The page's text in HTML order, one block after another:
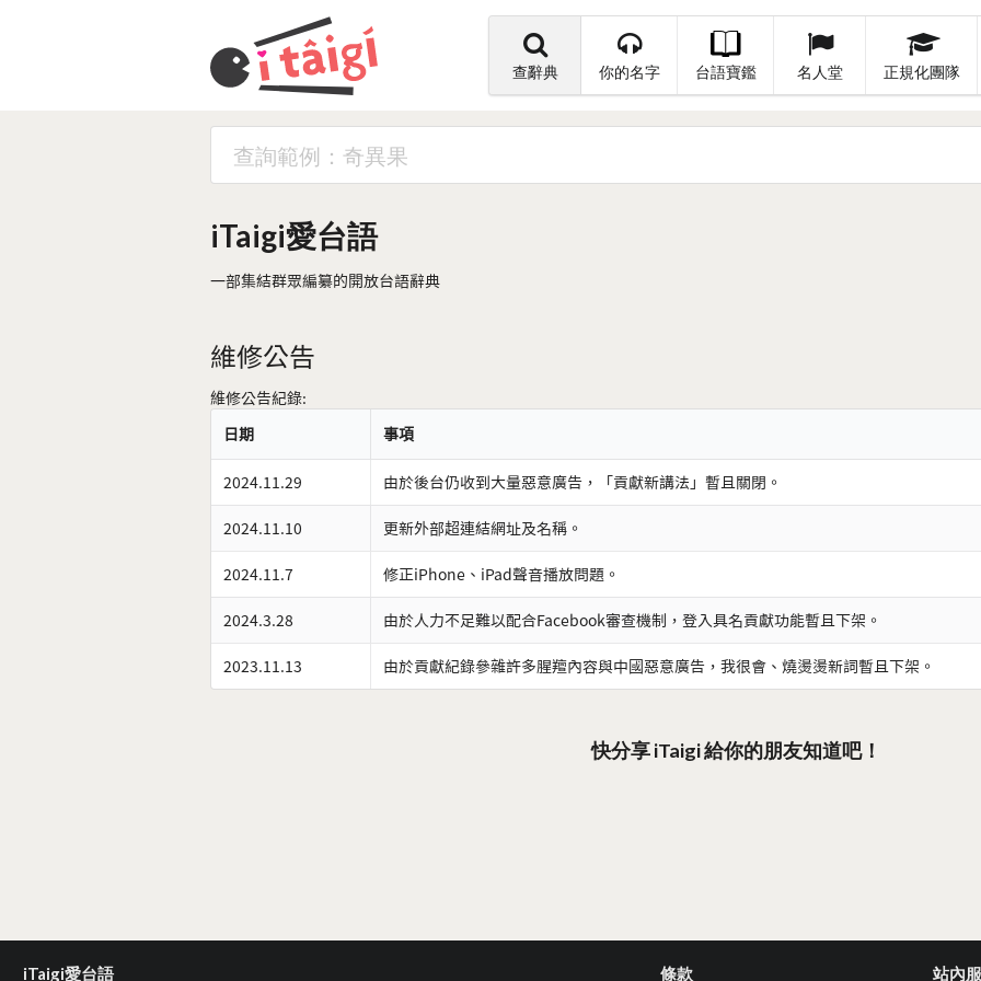
查辭典 你的名字 台語寶鑑 名人堂 正規化團隊
iTaigi愛台語
一部集結群眾編纂的開放台語辭典
維修公告
維修公告紀錄:
日期
事項
2024.11.29 由於後台仍收到大量惡意廣告，「貢獻新講法」暫且關閉。
2024.11.10 更新外部超連結網址及名稱。
2024.11.7 修正iPhone、iPad聲音播放問題。
2024.3.28 由於人力不足難以配合Facebook審查機制，登入具名貢獻功能暫且下架。
2023.11.13 由於貢獻紀錄參雜許多腥羶內容與中國惡意廣告，我很會、燒燙燙新詞暫且下架。
快分享 iTaigi 給你的朋友知道吧！
iTaigi愛台語 條款 站內